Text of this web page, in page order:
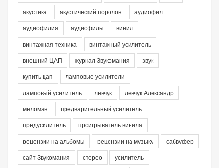
акустика
акустический поролон
аудиофил
аудиофилия
аудиофилы
винил
винтажная техника
винтажный усилитель
внешний ЦАП
журнал Звукомания
звук
купить цап
ламповые усилители
ламповый усилитель
левчук
левчук Александр
меломан
предварительный усилитель
предусилитель
проигрыватель винила
рецензии на альбомы
рецензии на музыку
сабвуфер
сайт Звукомания
стерео
усилитель